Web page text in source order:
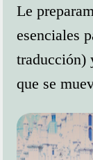
Le
esenciales
traducción)
que se